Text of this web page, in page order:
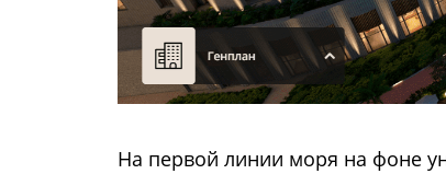
На первой линии моря на фоне